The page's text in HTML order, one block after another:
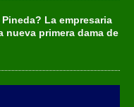
La empresaria
nueva primera dama de